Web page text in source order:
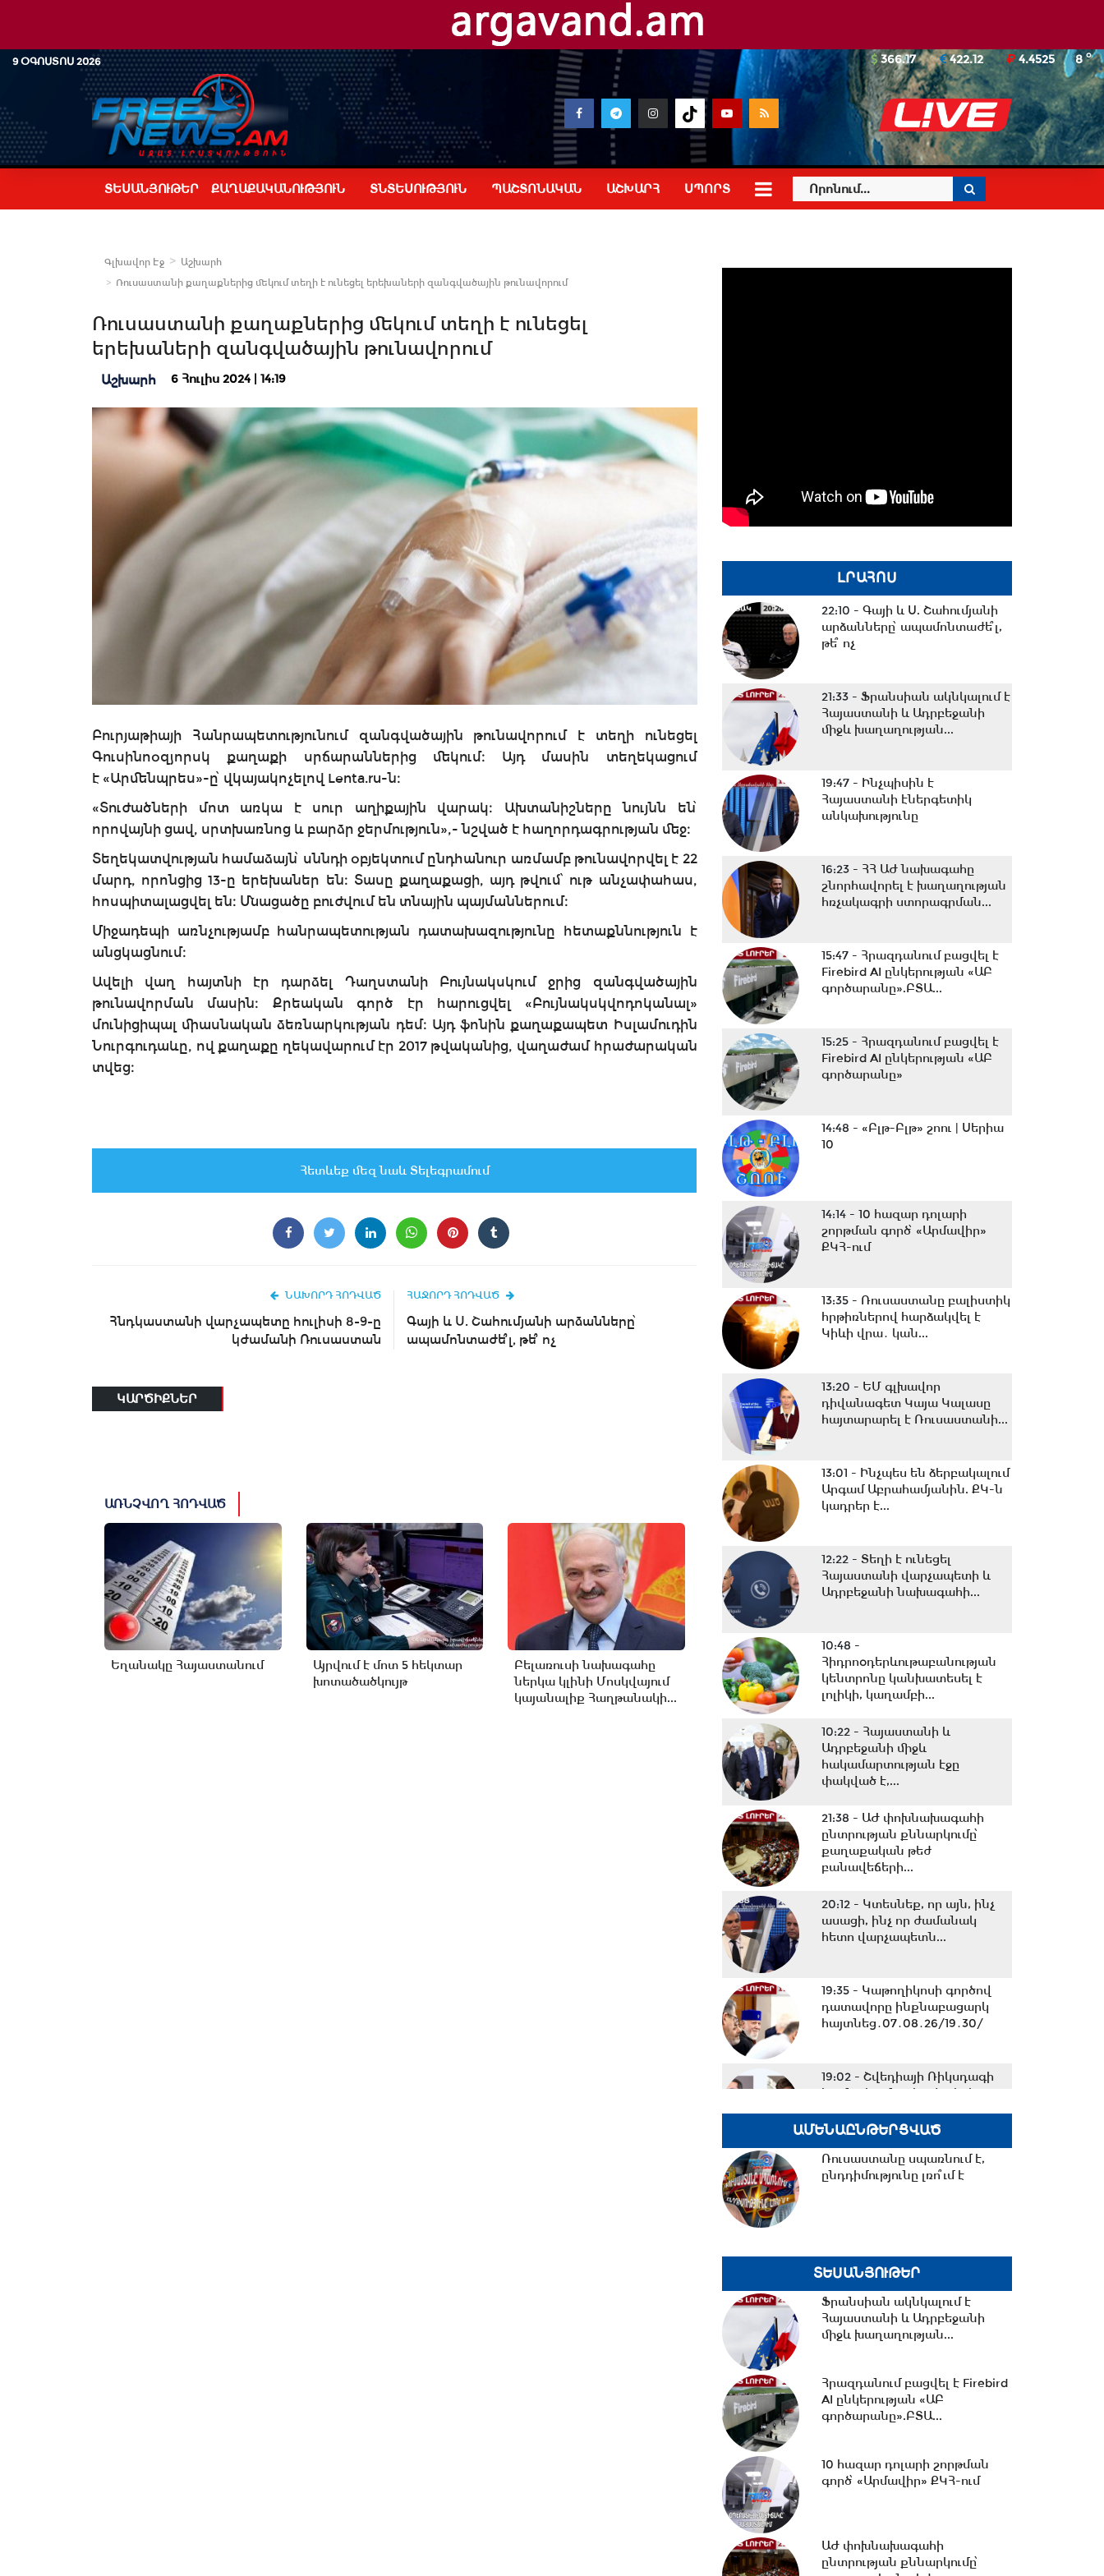
9 ՕԳՈՍՏՈՍ 2026 8o
366.17 422.12 4.4525
ՏԵՍԱՆՅՈՒԹԵՐ ՔԱՂԱՔԱԿԱՆՈՒԹՅՈՒՆ ՏՆՏԵՍՈՒԹՅՈՒՆ ՊԱՇՏՈՆԱԿԱՆ ԱՇԽԱՐՀ ՍՊՈՐՏ
Գլխավոր Էջ
Աշխարհ
Ռուսաստանի քաղաքներից մեկում տեղի է ունեցել երեխաների զանգվածային թունավորում
Ռուսաստանի քաղաքներից մեկում տեղի է ունեցել
երեխաների զանգվածային թունավորում
Աշխարհ 6 Հուլիս 2024 | 14:19
Բուրյաթիայի Հանրապետությունում զանգվածային թունավորում է տեղի ունեցել
Գուսինոօզյորսկ քաղաքի սրճարաններից մեկում։ Այդ մասին տեղեկացում
է «Արմենպրես»-ը՝ վկայակոչելով Lenta.ru-ն։
«Տուժածների մոտ առկա է սուր աղիքային վարակ։ Ախտանիշները նույնն են՝
որովայնի ցավ, սրտխառնոց և բարձր ջերմություն»,- նշված է հաղորդագրության մեջ։
Տեղեկատվության համաձայն՝ սննդի օբյեկտում ընդհանուր առմամբ թունավորվել է 22
մարդ, որոնցից 13-ը երեխաներ են։ Տասը քաղաքացի, այդ թվում՝ ութ անչափահաս,
հոսպիտալացվել են։ Մնացածը բուժվում են տնային պայմաններում։
Միջադեպի առնչությամբ հանրապետության դատախազությունը հետաքննություն է
անցկացնում։
Ավելի վաղ հայտնի էր դարձել Դաղստանի Բույնակսկում ջրից զանգվածային
թունավորման մասին։ Քրեական գործ էր հարուցվել «Բույնակսկվոդոկանալ»
մունիցիպալ միասնական ձեռնարկության դեմ։ Այդ ֆոնին քաղաքապետ Իսլամուդին
Նուրգուդաևը, ով քաղաքը ղեկավարում էր 2017 թվականից, վաղաժամ հրաժարական
տվեց։
Հետևեք մեզ նաև Տելեգրամում
ՆԱԽՈՐԴ ՀՈԴՎԱԾ
Հնդկաստանի վարչապետը hուլիսի 8-9-ը
կժամանի Ռուսաստան
ՀԱՋՈՐԴ ՀՈԴՎԱԾ
Գայի և Ս. Շահումյանի արձանները՝
ապամոնտաժե՞լ, թե՞ ոչ
ԿԱՐԾԻՔՆԵՐ
ԱՌՆՉՎՈՂ ՀՈԴՎԱԾ
Եղանակը Հայաստանում
Այրվում է մոտ 5 հեկտար
խոտածածկույթ
Բելառուսի նախագահը
ներկա կլինի Մոսկվայում
կայանալիք Հաղթանակի...
ԼՐԱՀՈՍ
22:10 - Գայի և Ս. Շահումյանի
արձանները՝ ապամոնտաժե՞լ,
թե՞ ոչ
21:33 - Ֆրանսիան ակնկալում է
Հայաստանի և Ադրբեջանի
միջև խաղաղության...
19:47 - Ինչպիսին է
Հայաստանի էներգետիկ
անկախությունը
16:23 - ՀՀ ԱԺ նախագահը
շնորհավորել է խաղաղության
հռչակագրի ստորագրման...
15:47 - Հրազդանում բացվել է
Firebird AI ընկերության «ԱԲ
գործարանը».ԲՏԱ...
15:25 - Հրազդանում բացվել է
Firebird AI ընկերության «ԱԲ
գործարանը»
14:48 - «Բլթ-Բլթ» շոու | Սերիա
10
14:14 - 10 հազար դոլարի
շորթման գործ՝ «Արմավիր»
ՔԿՀ-ում
13:35 - Ռուսաստանը բալիստիկ
հրթիռներով հարձակվել է
Կիևի վրա․ կան...
13:20 - ԵՄ գլխավոր
դիվանագետ Կայա Կալասը
հայտարարել է Ռուսաստանի...
13:01 - Ինչպես են ձերբակալում
Արգամ Աբրահամյանին. ՔԿ-ն
կադրեր է...
12:22 - Տեղի է ունեցել
Հայաստանի վարչապետի և
Ադրբեջանի նախագահի...
10:48 -
Հիդրոօդերևութաբանության
կենտրոնը կանխատեսել է
լոլիկի, կաղամբի...
10:22 - Հայաստանի և
Ադրբեջանի միջև
հակամարտության էջը
փակված է,...
21:38 - ԱԺ փոխնախագահի
ընտրության քննարկումը՝
քաղաքական թեժ
բանավեճերի...
20:12 - Կտեսնեք, որ այն, ինչ
ասացի, ինչ որ ժամանակ
հետո վարչապետն...
19:35 - Կաթողիկոսի գործով
դատավորը ինքնաբացարկ
հայտնեց․07․08․26/19․30/
19:02 - Շվեդիայի Ռիկսդագի
խոսնակը շնորհավորել է
18:37 -Դուք ուզում եք
ժողովրդին գործի ընդունել
Սարգսյանի հետ | 07.08.2026
17:33 -Թրամփը նոր
քաղաքացիություն...
17:05 -Պապիկյանի
դեպքի...
Սիմոնյանից կբռնագանձվի...
ԱՄԵՆԱԸՆԹԵՐՑՎԱԾ
Ռուսաստանը սպառնում է,
ընդդիմությունը լռո՞ւմ է
ՏԵՍԱՆՅՈՒԹԵՐ
Ֆրանսիան ակնկալում է
Հայաստանի և Ադրբեջանի
միջև խաղաղության...
Հրազդանում բացվել է Firebird
AI ընկերության «ԱԲ
գործարանը».ԲՏԱ...
10 հազար դոլարի շորթման
գործ՝ «Արմավիր» ՔԿՀ-ում
ԱԺ փոխնախագահի
ընտրության քննարկումը՝